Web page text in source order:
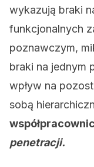
wykazują braki
funkcjonalnych
poznawczym,
braki na jednym
wpływ na
sobą
penetracji.